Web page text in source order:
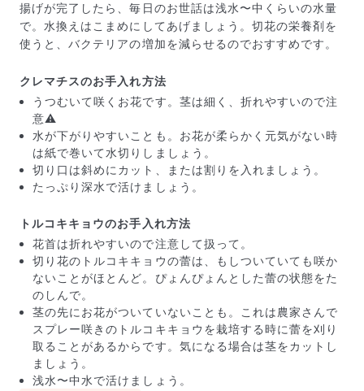
届いたお花に元気がなかったら？
もし届いたお花に「枯れている」「折れている」などの
までご連絡ください。ご返金にて補償いたします。
写真と同じものが届く？
商品ページに掲載している写真は、実際にお届けする商
品を撮影したものです。お花は生き物なので、どうして
も色味やサイズ・咲き方に個体差はありますが、できる
揚げが完了したら、毎日のお世話は浅水〜中くらいの水量
で。水換えはこまめにしてあげましょう。切花の栄養剤を
使うと、バクテリアの増加を減らせるのでおすすめです。
クレマチスのお手入れ方法
うつむいて咲くお花です。茎は細く、折れやすいので注
意⚠️
水が下がりやすいことも。お花が柔らかく元気がない時
は紙で巻いて水切りしましょう。
切り口は斜めにカット、または割りを入れましょう。
たっぷり深水で活けましょう。
トルコキキョウのお手入れ方法
花首は折れやすいので注意して扱って。
切り花のトルコキキョウの蕾は、もしついていても咲か
ないことがほとんど。ぴょんぴょんとした蕾の状態をた
のしんで。
茎の先にお花がついていないことも。これは農家さんで
スプレー咲きのトルコキキョウを栽培する時に蕾を刈り
取ることがあるからです。気になる場合は茎をカットし
ましょう。
浅水〜中水で活けましょう。